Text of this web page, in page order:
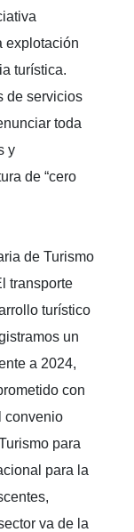
explotación
turística.
de servicios
toda
y
de “cero
de Turismo
transporte
turístico
un
a 2024,
con
convenio
para
para la
va de la